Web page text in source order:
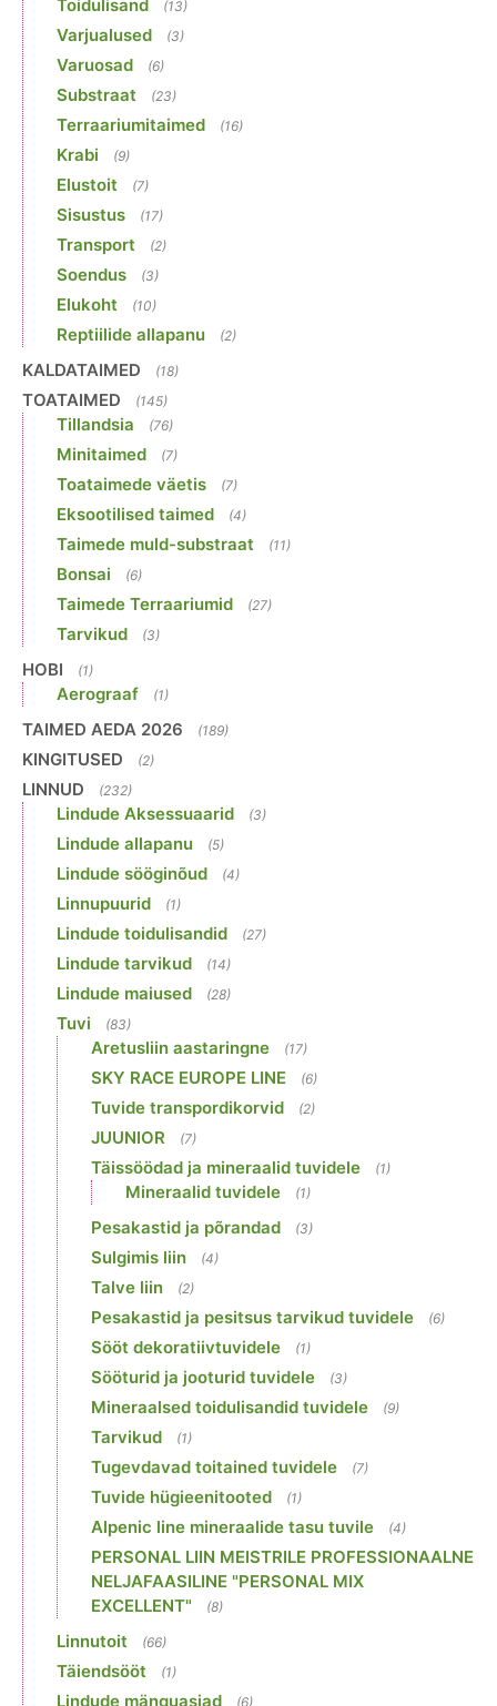
Toidulisand (13)
Varjualused (3)
Varuosad (6)
Substraat (23)
Terraariumitaimed (16)
Krabi (9)
Elustoit (7)
Sisustus (17)
Transport (2)
Soendus (3)
Elukoht (10)
Reptiilide allapanu (2)
KALDATAIMED (18)
TOATAIMED (145)
Tillandsia (76)
Minitaimed (7)
Toataimede väetis (7)
Eksootilised taimed (4)
Taimede muld-substraat (11)
Bonsai (6)
Taimede Terraariumid (27)
Tarvikud (3)
HOBI (1)
Aerograaf (1)
TAIMED AEDA 2026 (189)
KINGITUSED (2)
LINNUD (232)
Lindude Aksessuaarid (3)
Lindude allapanu (5)
Lindude sööginõud (4)
Linnupuurid (1)
Lindude toidulisandid (27)
Lindude tarvikud (14)
Lindude maiused (28)
Tuvi (83)
Aretusliin aastaringne (17)
SKY RACE EUROPE LINE (6)
Tuvide transpordikorvid (2)
JUUNIOR (7)
Täissöödad ja mineraalid tuvidele (1)
Mineraalid tuvidele (1)
Pesakastid ja põrandad (3)
Sulgimis liin (4)
Talve liin (2)
Pesakastid ja pesitsus tarvikud tuvidele (6)
Sööt dekoratiivtuvidele (1)
Sööturid ja jooturid tuvidele (3)
Mineraalsed toidulisandid tuvidele (9)
Tarvikud (1)
Tugevdavad toitained tuvidele (7)
Tuvide hügieenitooted (1)
Alpenic line mineraalide tasu tuvile (4)
PERSONAL LIIN MEISTRILE PROFESSIONAALNE
NELJAFAASILINE "PERSONAL MIX
EXCELLENT"
(8)
Linnutoit (66)
Täiendsööt (1)
Lindude mänguasjad (6)